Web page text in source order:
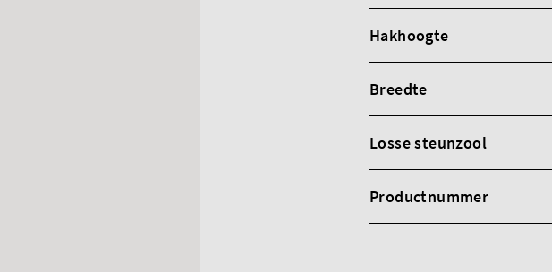
Hakhoogte
Breedte
Losse steunzool
Productnummer